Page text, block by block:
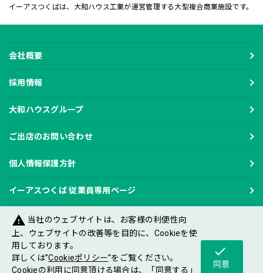
イーアスつくばは、大和ハウス工業が運営管理する大型複合商業施設です。
会社概要
採用情報
大和ハウスグループ
ご出店のお問い合わせ
個人情報保護方針
イーアスつくば 従業員専用ページ
All rights reserved.
warning 当社のウェブサイトは、お客様の利便性向
上、ウェブサイトの改善等を目的に、Cookieを使
用しております。
詳しくは”Cookieポリシー”をご覧ください。
Cookieの利用に同意頂ける場合は、「同意する」
check
同意